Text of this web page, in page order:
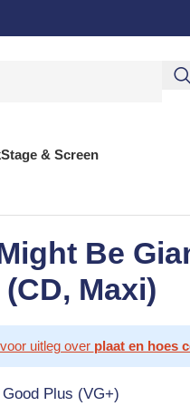
Stage & Screen
Be
(CD, Maxi)
uitleg over plaat en hoes
Plus (VG+)